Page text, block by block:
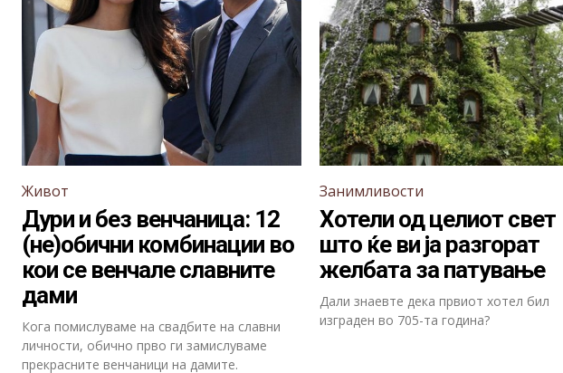
Живот
Дури и без венчаница: 12
(не)обични комбинации во
кои се венчале славните
дами
Кога помислуваме на свадбите на славни
личности, обично прво ги замислуваме
прекрасните венчаници на дамите.
Занимливости
Хотели од целиот свет
што ќе ви ја разгорат
желбата за патување
Дали знаевте дека првиот хотел бил
изграден во 705-та година?